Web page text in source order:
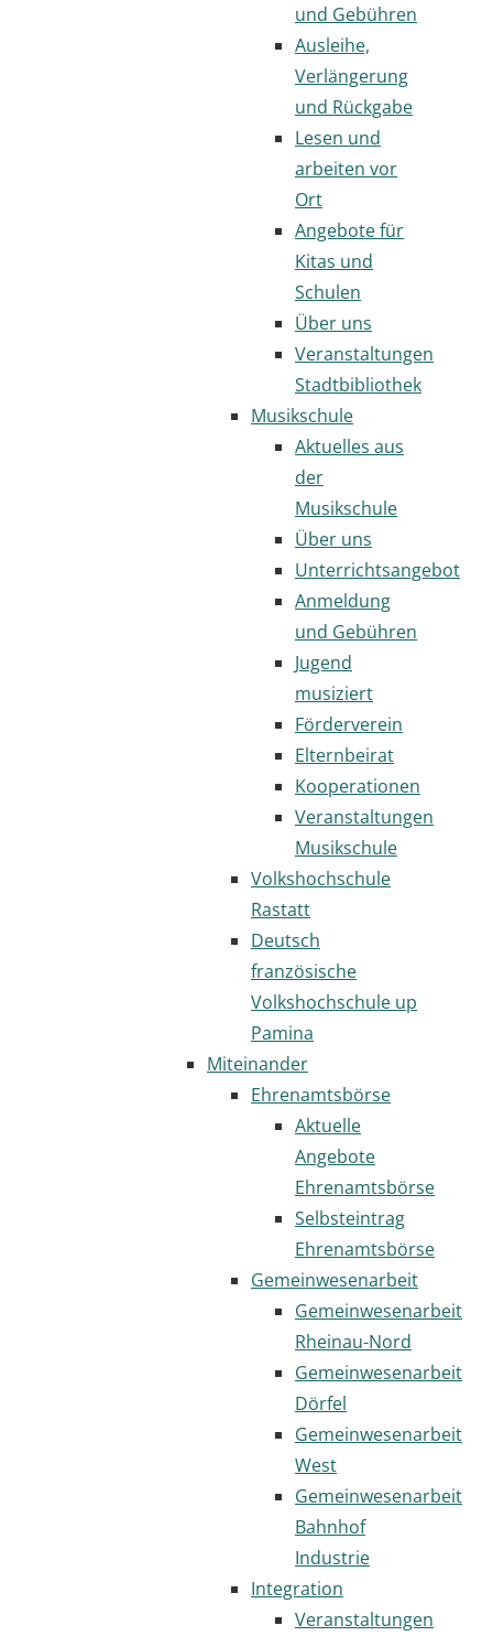
und Gebühren
Ausleihe,
Verlängerung
und Rückgabe
Lesen und
arbeiten vor
Ort
Angebote für
Kitas und
Schulen
Über uns
Veranstaltungen
Stadtbibliothek
Musikschule
Aktuelles aus
der
Musikschule
Über uns
Unterrichtsangebot
Anmeldung
und Gebühren
Jugend
musiziert
Förderverein
Elternbeirat
Kooperationen
Veranstaltungen
Musikschule
Volkshochschule
Rastatt
Deutsch
französische
Volkshochschule up
Pamina
Miteinander
Ehrenamtsbörse
Aktuelle
Angebote
Ehrenamtsbörse
Selbsteintrag
Ehrenamtsbörse
Gemeinwesenarbeit
Gemeinwesenarbeit
Rheinau-Nord
Gemeinwesenarbeit
Dörfel
Gemeinwesenarbeit
West
Gemeinwesenarbeit
Bahnhof
Industrie
Integration
Veranstaltungen